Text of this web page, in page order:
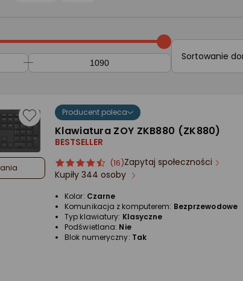
Sortowanie
Producent poleca
Klawiatura ZOY ZKB880 (ZK880)
BESTSELLER
ocena
produktu
gwiazdki
Ocena
produktu
(16)Zapytaj społeczności
Kupiły 344 osoby
Kolor: Czarne
Komunikacja z komputerem: Bezprzewodowe
Typ klawiatury: Klasyczne
Podświetlana: Nie
Blok numeryczny: Tak